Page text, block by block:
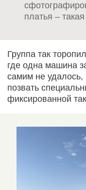
платья –
Группа так
где одна машина
самим не удалось,
позвать
фиксированной